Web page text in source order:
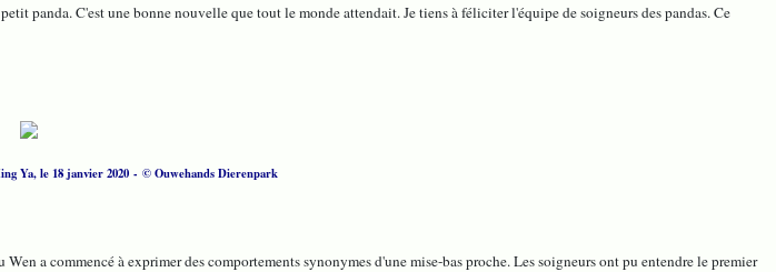
panda. C'est une bonne nouvelle que tout le monde attendait. Je tiens à féliciter l'équipe de soigneurs des pandas. Ce
Ya, le 18 janvier 2020 - © Ouwehands Dierenpark
Wen a commencé à exprimer des comportements synonymes d'une mise-bas proche. Les soigneurs ont pu entendre le premier